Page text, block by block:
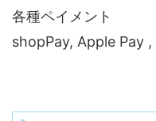
各種ペイメント
shopPay, Apple Pay